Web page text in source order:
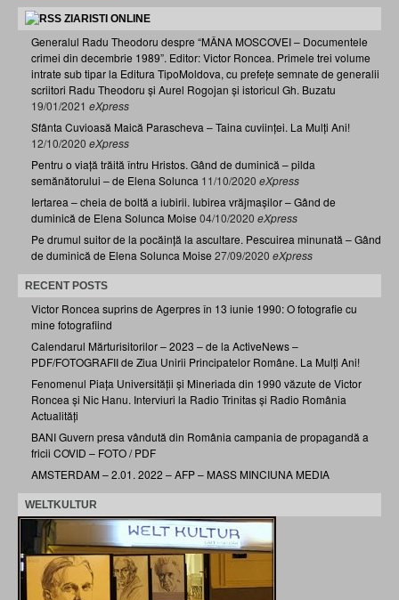
ZIARISTI ONLINE
Generalul Radu Theodoru despre “MÂNA MOSCOVEI – Documentele
crimei din decembrie 1989”. Editor: Victor Roncea. Primele trei volume
intrate sub tipar la Editura TipoMoldova, cu prefețe semnate de generalii
scriitori Radu Theodoru și Aurel Rogojan și istoricul Gh. Buzatu
19/01/2021 eXpress
Sfânta Cuvioasă Maică Parascheva – Taina cuviinței. La Mulți Ani!
12/10/2020 eXpress
Pentru o viață trăită întru Hristos. Gând de duminică – pilda
semănătorului – de Elena Solunca 11/10/2020 eXpress
Iertarea – cheia de boltă a iubirii. Iubirea vrăjmașilor – Gând de
duminică de Elena Solunca Moise 04/10/2020 eXpress
Pe drumul suitor de la pocăință la ascultare. Pescuirea minunată – Gând
de duminică de Elena Solunca Moise 27/09/2020 eXpress
RECENT POSTS
Victor Roncea suprins de Agerpres în 13 iunie 1990: O fotografie cu
mine fotografiind
Calendarul Mărturisitorilor – 2023 – de la ActiveNews –
PDF/FOTOGRAFII de Ziua Unirii Principatelor Române. La Mulți Ani!
Fenomenul Piața Universității și Mineriada din 1990 văzute de Victor
Roncea și Nic Hanu. Interviuri la Radio Trinitas și Radio România
Actualități
BANI Guvern presa vândută din România campania de propagandă a
fricii COVID – FOTO / PDF
AMSTERDAM – 2.01. 2022 – AFP – MASS MINCIUNA MEDIA
WELTKULTUR